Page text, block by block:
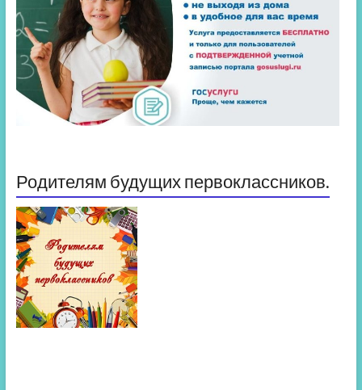
Родителям будущих первоклассников.